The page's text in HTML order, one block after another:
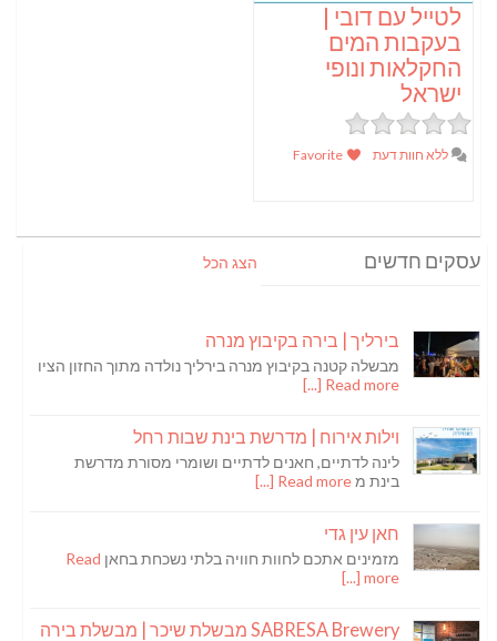
לטייל עם דובי |
בעקבות המים
החקלאות ונופי
ישראל
ללא חוות דעת
עסקים חדשים הצג הכל
בירליך | בירה בקיבוץ מנרה
מבשלה קטנה בקיבוץ מנרה בירליך נולדה מתוך החזון הציו
Read more [...]
וילות אירוח | מדרשת בינת שבות רחל
לינה לדתיים, חאנים לדתיים ושומרי מסורת מדרשת
בינת מRead more [...]
חאן עין גדי
מזמינים אתכם לחוות חוויה בלתי נשכחת בחאן Read
more [...]
SABRESA Brewery מבשלת שיכר | מבשלת בירה